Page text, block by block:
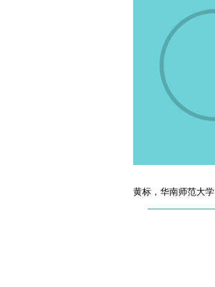
黄标，华南师范大学